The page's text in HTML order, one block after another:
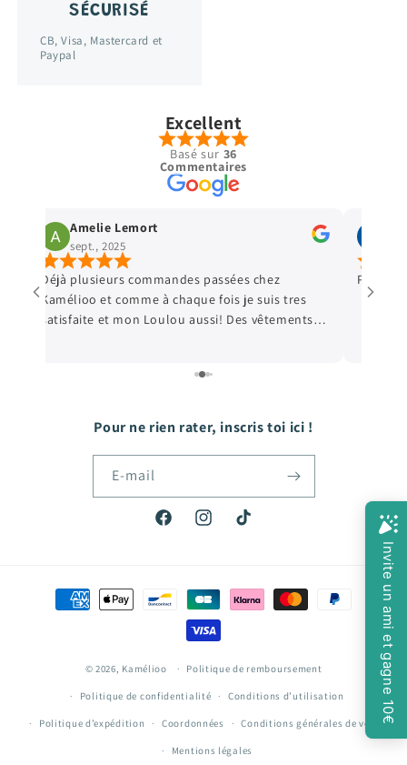
SÉCURISÉ
CB, Visa, Mastercard et
Paypal
Excellent
Basé sur 36
Commentaires
Virginie Leroy
sept., 2025
Parfait comme d habitude 👍🏿
Petit
Pour ne rien rater, inscris toi ici !
E-mail
FacebookInstagramTikTok
Moyens
© 2026, Kamélioo Politique de remboursement
Politique de confidentialité Conditions d’utilisation
Politique d’expédition Coordonnées Conditions générales de vente
Mentions légales